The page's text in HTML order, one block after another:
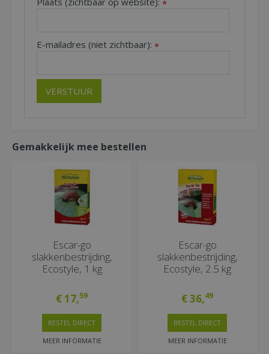
*
E-mailadres (niet zichtbaar): *
Gemakkelijk mee bestellen
Escar-go
slakkenbestrijding,
Ecostyle, 1 kg
€17,59
MEER INFORMATIE
BESTEL DIRECT
Escar-go
slakkenbestrijding,
Ecostyle, 2.5 kg
€36,49
MEER INFORMATIE
BESTEL DIRECT